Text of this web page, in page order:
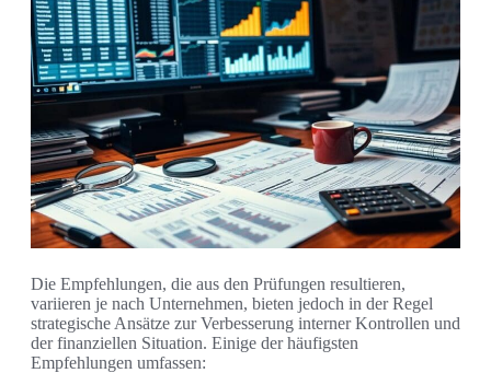
Die Empfehlungen, die aus den Prüfungen resultieren,
variieren je nach Unternehmen, bieten jedoch in der Regel
strategische Ansätze zur Verbesserung interner Kontrollen und
der finanziellen Situation. Einige der häufigsten
Empfehlungen umfassen: